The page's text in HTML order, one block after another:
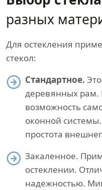
разных
Для остекления
стекол:
Стандартное.
деревянных рам.
возможность
оконной
простота
Закаленное.
остеклении.
надежностью.